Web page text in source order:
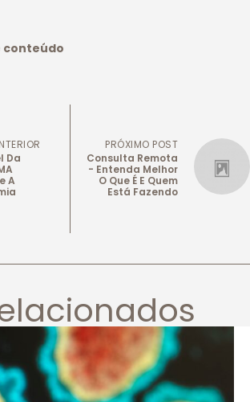
conteúdo
Da
A
PRÓXIMO POST
Consulta Remota
- Entenda Melhor
O Que É E Quem
Está Fazendo